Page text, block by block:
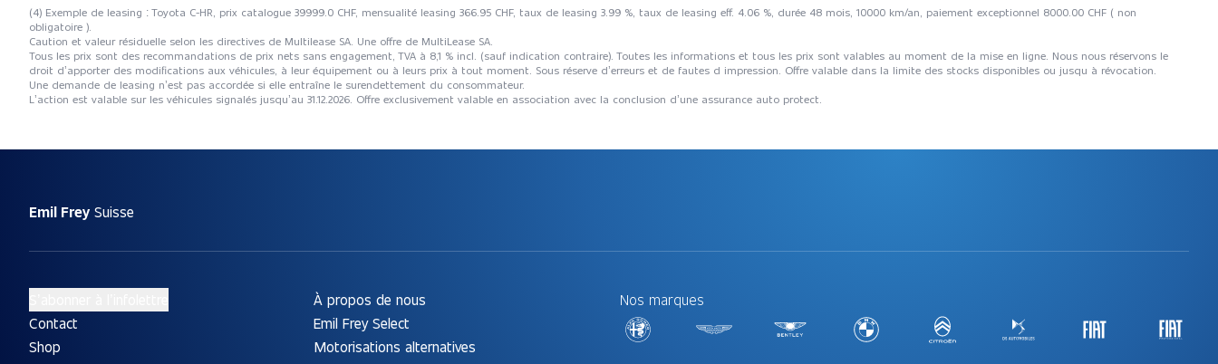
(4) Exemple de leasing : Toyota C-HR, prix catalogue 39999.0 CHF, mensualité leasing 366.95 CHF, taux de leasing 3.99 %, taux de leasing eff. 4.06 %, durée 48 mois, 10000 km/an, paiement exceptionnel 8000.00 CHF ( non
obligatoire ).
Caution et valeur résiduelle selon les directives de Multilease SA. Une offre de MultiLease SA.
Tous les prix sont des recommandations de prix nets sans engagement, TVA à 8,1 % incl. (sauf indication contraire). Toutes les informations et tous les prix sont valables au moment de la mise en ligne. Nous nous réservons le
droit d’apporter des modifications aux véhicules, à leur équipement ou à leurs prix à tout moment. Sous réserve d’erreurs et de fautes d impression. Offre valable dans la limite des stocks disponibles ou jusqu à révocation.
Une demande de leasing n’est pas accordée si elle entraîne le surendettement du consommateur.
L’action est valable sur les véhicules signalés jusqu’au 31.12.2026. Offre exclusivement valable en association avec la conclusion d’une assurance auto protect.
Emil Frey Suisse
Contact
Shop
À propos de nous
Emil Frey Select
Motorisations alternatives
Nos marques